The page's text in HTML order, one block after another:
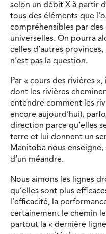
selon un débit X à partir
tous des éléments que
compréhensibles par
universelles. On pourra
celles d’autres
n’est pas la question.
Par « cours des rivières
dont les rivières
entendre comment les
encore aujourd’hui),
direction parce qu’elles
terre et lui donnent un
Manitoba nous
d’un méandre.
Nous aimons les lignes
qu’elles sont plus
l’efficacité, la
certainement le chemin
partout la « dernière